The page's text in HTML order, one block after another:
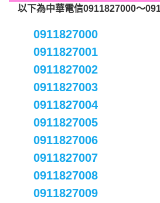
以下為中華電信0911827000～
0911827000
0911827001
0911827002
0911827003
0911827004
0911827005
0911827006
0911827007
0911827008
0911827009